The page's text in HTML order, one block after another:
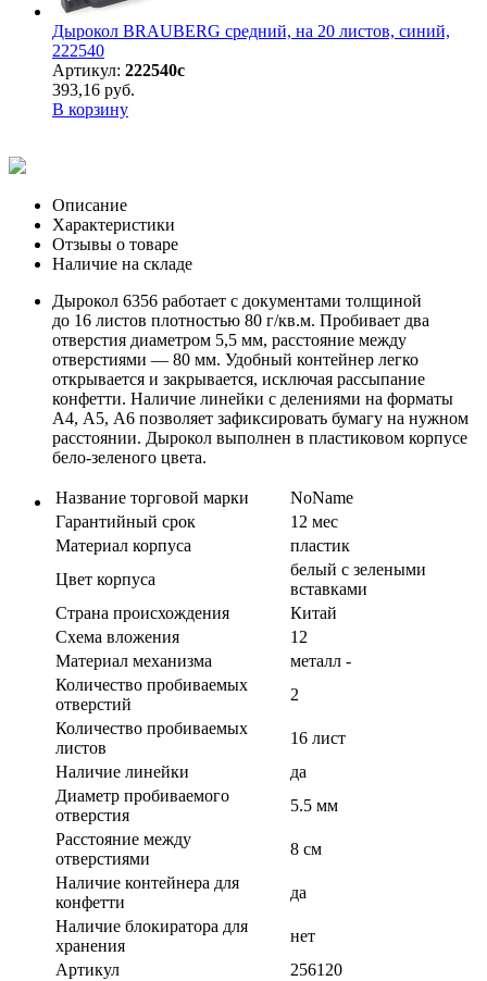
Дырокол BRAUBERG средний, на 20 листов, синий,
222540
Артикул: 222540с
393,16 руб.
В корзину
Описание
Характеристики
Отзывы о товаре
Наличие на складе
Дырокол 6356 работает с документами толщиной
до 16 листов плотностью 80 г/кв.м. Пробивает два
отверстия диаметром 5,5 мм, расстояние между
отверстиями — 80 мм. Удобный контейнер легко
открывается и закрывается, исключая рассыпание
конфетти. Наличие линейки с делениями на форматы
А4, А5, А6 позволяет зафиксировать бумагу на нужном
расстоянии. Дырокол выполнен в пластиковом корпусе
бело-зеленого цвета.
Название торговой марки
NoName
Гарантийный срок
12 мес
Материал корпуса
пластик
Цвет корпуса
белый с зелеными
вставками
Страна происхождения
Китай
Схема вложения
12
Материал механизма
металл -
Количество пробиваемых
отверстий
2
Количество пробиваемых
листов
16 лист
Наличие линейки
да
Диаметр пробиваемого
отверстия
5.5 мм
Расстояние между
отверстиями
8 см
Наличие контейнера для
конфетти
да
Наличие блокиратора для
хранения
нет
Артикул
256120